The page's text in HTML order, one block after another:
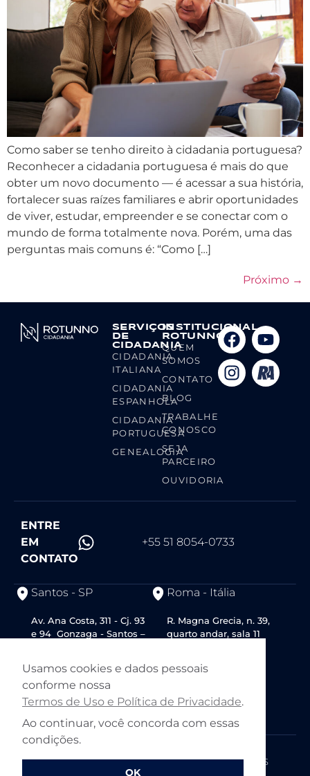
Como saber se tenho direito à cidadania portuguesa?
Reconhecer a cidadania portuguesa é mais do que
obter um novo documento — é acessar a sua história,
fortalecer suas raízes familiares e abrir oportunidades
de viver, estudar, empreender e se conectar com o
mundo de forma totalmente nova. Porém, uma das
perguntas mais comuns é: “Como […]
Próximo →
SERVIÇOS
DE
CIDADANIA
CIDADANIA
ITALIANA
CIDADANIA
ESPANHOLA
CIDADANIA
PORTUGUESA
GENEALOGIA
INSTITUCIONAL
ROTUNNO
QUEM
SOMOS
CONTATO
BLOG
TRABALHE
CONOSCO
SEJA
PARCEIRO
OUVIDORIA
ENTRE
EM
CONTATO
+55 51 8054-0733
Santos - SP
Av. Ana Costa, 311 - Cj. 93
e 94 Gonzaga - Santos –
Roma - Itália
R. Magna Grecia, n. 39,
quarto andar, sala 11
© ROTUNNO 2026
POLÍTICA DE PRIVACIDADE E COOKIES
Usamos cookies e dados pessoais
conforme nossa
Termos de Uso e Política de Privacidade.
Ao continuar, você concorda com essas
condições.
OK